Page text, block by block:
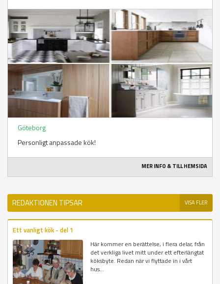
Göteborg
Personligt anpassade kök!
MER INFO & TILL HEMSIDA
REDAKTIONEN TIPSAR VISA FLER
Ett vanligt kök - del 1
Här kommer en berättelse, i flera delar, från
det verkliga livet mitt under ett efterlängtat
köksbyte. Redan när vi flyttade in i vårt
hus...